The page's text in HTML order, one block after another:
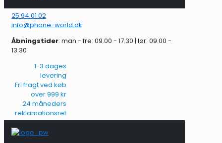
25 94 01 02
info@phone-world.dk
Åbningstider: man - fre: 09.00 - 17.30 | lør: 09.00 -
13.30
1-3 dages
levering
Fri fragt ved køb
over 999 kr
24 måneders
reklamationsret